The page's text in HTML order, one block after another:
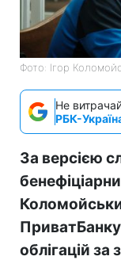
Фото: Ігор
Не
РБК-
За версією
облігацій